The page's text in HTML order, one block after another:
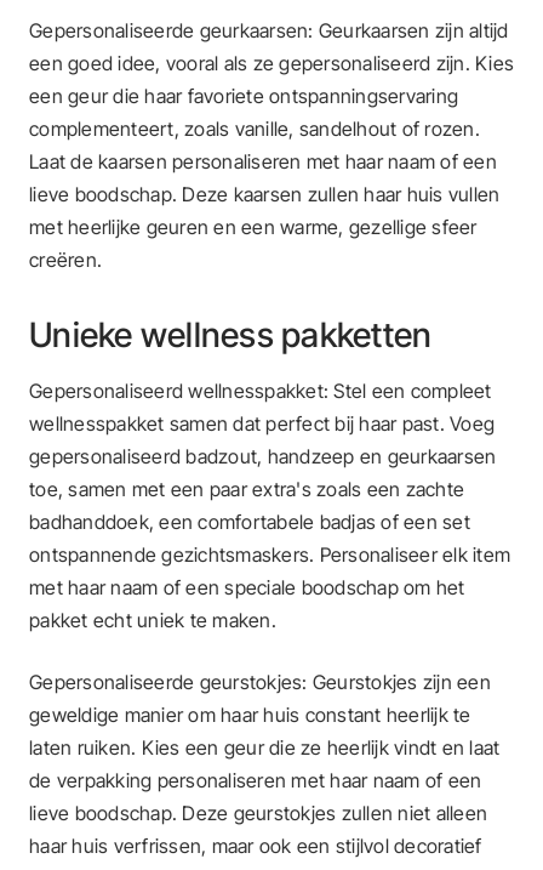
Gepersonaliseerde geurkaarsen: Geurkaarsen zijn altijd
een goed idee, vooral als ze gepersonaliseerd zijn. Kies
een geur die haar favoriete ontspanningservaring
complementeert, zoals vanille, sandelhout of rozen.
Laat de kaarsen personaliseren met haar naam of een
lieve boodschap. Deze kaarsen zullen haar huis vullen
met heerlijke geuren en een warme, gezellige sfeer
creëren.
Unieke wellness pakketten
Gepersonaliseerd wellnesspakket: Stel een compleet
wellnesspakket samen dat perfect bij haar past. Voeg
gepersonaliseerd badzout, handzeep en geurkaarsen
toe, samen met een paar extra's zoals een zachte
badhanddoek, een comfortabele badjas of een set
ontspannende gezichtsmaskers. Personaliseer elk item
met haar naam of een speciale boodschap om het
pakket echt uniek te maken.
Gepersonaliseerde geurstokjes: Geurstokjes zijn een
geweldige manier om haar huis constant heerlijk te
laten ruiken. Kies een geur die ze heerlijk vindt en laat
de verpakking personaliseren met haar naam of een
lieve boodschap. Deze geurstokjes zullen niet alleen
haar huis verfrissen, maar ook een stijlvol decoratief